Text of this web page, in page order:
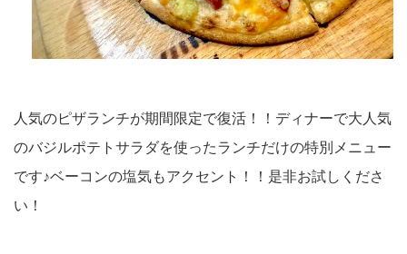
人気のピザランチが期間限定で復活！！ディナーで大人気
のバジルポテトサラダを使ったランチだけの特別メニュー
です♪ベーコンの塩気もアクセント！！是非お試しくださ
い！